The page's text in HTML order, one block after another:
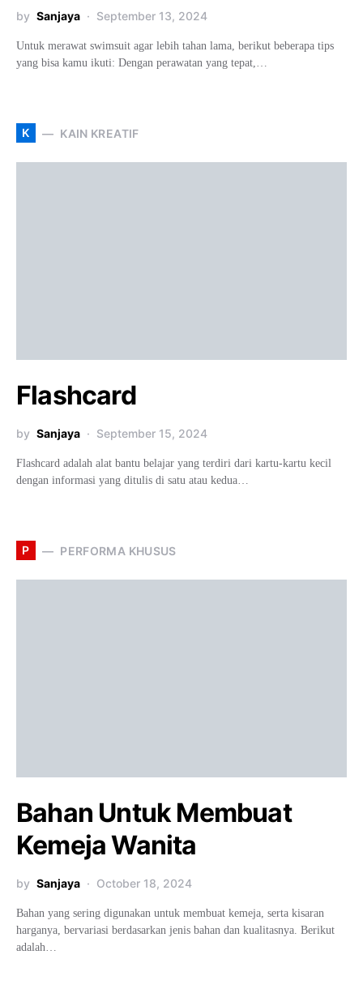
by Sanjaya September 13, 2024
Untuk merawat swimsuit agar lebih tahan lama, berikut beberapa tips
yang bisa kamu ikuti: Dengan perawatan yang tepat,…
K KAIN KREATIF
Flashcard
by Sanjaya September 15, 2024
Flashcard adalah alat bantu belajar yang terdiri dari kartu-kartu kecil
dengan informasi yang ditulis di satu atau kedua…
P PERFORMA KHUSUS
Bahan Untuk Membuat
Kemeja Wanita
by Sanjaya October 18, 2024
Bahan yang sering digunakan untuk membuat kemeja, serta kisaran
harganya, bervariasi berdasarkan jenis bahan dan kualitasnya. Berikut
adalah…